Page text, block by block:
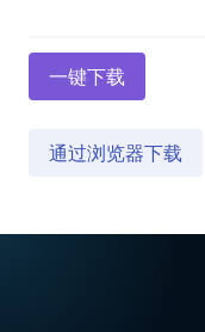
一键下载
通过浏览器下载